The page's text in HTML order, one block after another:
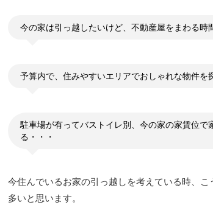
今の家は引っ越したいけど、不動産屋をまわる時
予算内で、住みやすいエリアでおしゃれな物件を
駐車場が有ってバストイレ別、今の家の家賃位で
る・・・
今住んでいるお家の引っ越しを考えている時、
多いと思います。